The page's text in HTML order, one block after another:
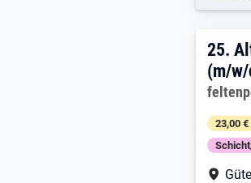
25.
25.
(m/
23,00